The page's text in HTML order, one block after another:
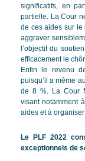
significatifs, en
partielle. La Cour
de ces aides sur le
aggraver
l’objectif du
efficacement le
Enfin le revenu
puisqu’il a même
de 8 %. La Cour
visant notamment
aides et à
Le PLF 2022
exceptionnels de